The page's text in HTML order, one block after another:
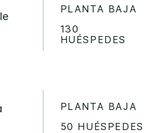
PLANTA BAJA
130
HUÉSPEDES
PLANTA BAJA
50 HUÉSPEDES